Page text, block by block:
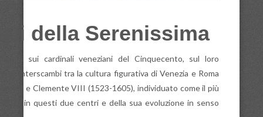
della Serenissima
sui cardinali veneziani del Cinquecento, sul loro
di interscambi tra la cultura figurativa di Venezia e Roma
VII e Clemente VIII (1523-1605), individuato come il più
in questi due centri e della sua evoluzione in senso